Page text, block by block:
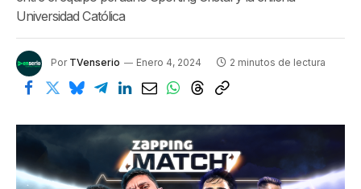
Universidad Católica
Por TVenserio Enero 4, 2024 2 minutos de lectura